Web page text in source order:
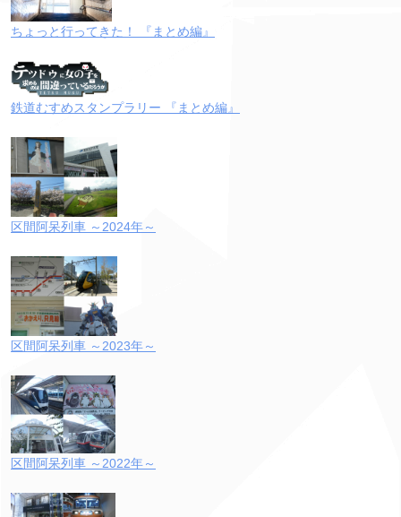
ちょっと行ってきた！ 『まとめ編』
鉄道むすめスタンプラリー 『まとめ編』
区間阿呆列車 ～2024年～
区間阿呆列車 ～2023年～
区間阿呆列車 ～2022年～